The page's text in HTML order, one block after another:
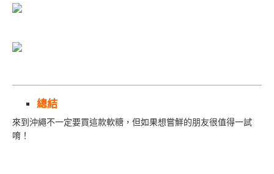
總結
來到沖繩不一定要買這款軟糖，但如果想嘗鮮的朋友很值得一試
唷！